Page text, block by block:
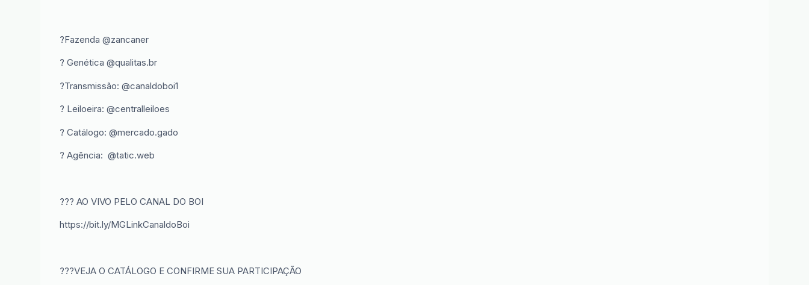
?Fazenda @zancaner
? Genética @qualitas.br
?Transmissão: @canaldoboi1
? Leiloeira: @centralleiloes
? Catálogo: @mercado.gado
? Agência: @tatic.web
??? AO VIVO PELO CANAL DO BOI
https://bit.ly/MGLinkCanaldoBoi
???VEJA O CATÁLOGO E CONFIRME SUA PARTICIPAÇÃO